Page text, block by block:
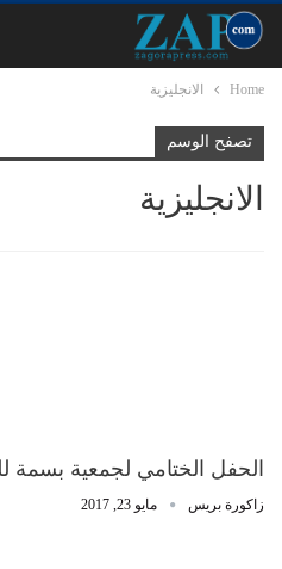
Home الانجليزية
تصفح الوسم
الانجليزية
الحفل الختامي لجمعية بسمة
زاكورة بريس مايو 23, 2017